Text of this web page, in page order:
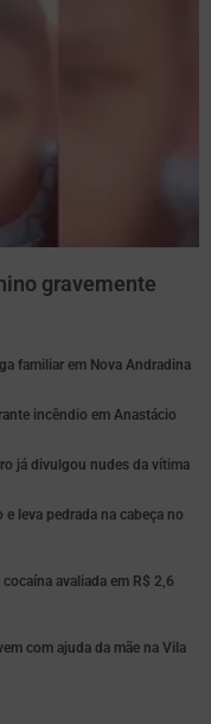
gravemente
familiar em Nova Andradina
incêndio em Anastácio
já divulgou nudes da vítima
leva pedrada na cabeça no
avaliada em R$ 2,6
com ajuda da mãe na Vila